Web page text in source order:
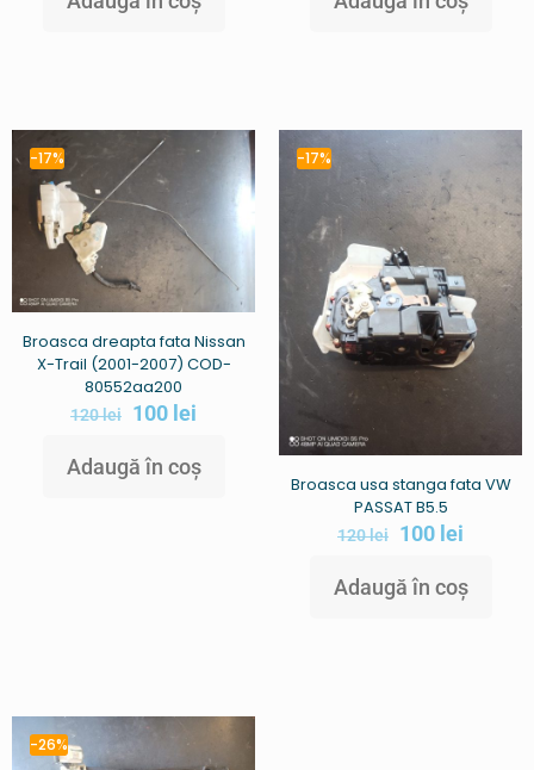
-17%
Broasca dreapta fata Nissan
X-Trail (2001-2007) COD-
80552aa200
120lei 100 lei
Adaugă în coș
-17%
Broasca usa stanga fata VW
PASSAT B5.5
120lei 100 lei
Adaugă în coș
-26%